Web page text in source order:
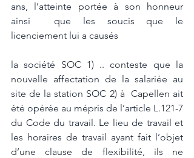
ans, l’atteinte portée à son honneur
ainsi  que les soucis que le
licenciement lui a causés
la société SOC 1) .. conteste que la
nouvelle affectation de la salariée au
site de la station SOC 2) à  Capellen ait
été opérée au mépris de l’article L.121-7
du Code du travail. Le lieu de travail et
les horaires de travail ayant fait l’objet
d’une clause de flexibilité, ils ne